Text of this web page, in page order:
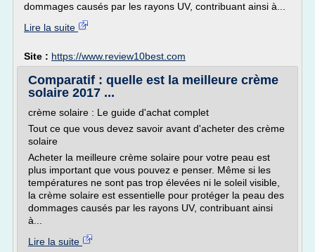
dommages causés par les rayons UV, contribuant ainsi à...
Lire la suite
Site : https://www.review10best.com
Comparatif : quelle est la meilleure crème
solaire 2017 ...
crème solaire : Le guide d'achat complet
Tout ce que vous devez savoir avant d'acheter des crème
solaire
Acheter la meilleure crème solaire pour votre peau est
plus important que vous pouvez e penser. Même si les
températures ne sont pas trop élevées ni le soleil visible,
la crème solaire est essentielle pour protéger la peau des
dommages causés par les rayons UV, contribuant ainsi
à...
Lire la suite